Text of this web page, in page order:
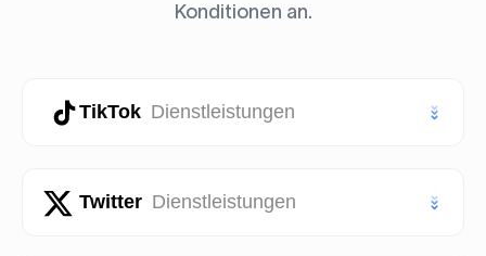
Konditionen an.
TikTok Dienstleistungen
TikTok Likes
Twitter Dienstleistungen